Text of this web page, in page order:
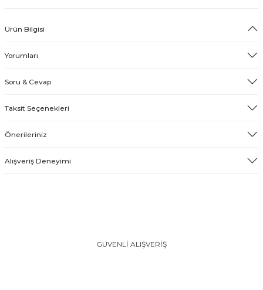
Ürün Bilgisi
Yorumları
Soru & Cevap
Taksit Seçenekleri
Önerileriniz
Alışveriş Deneyimi
GÜVENLİ ALIŞVERİŞ